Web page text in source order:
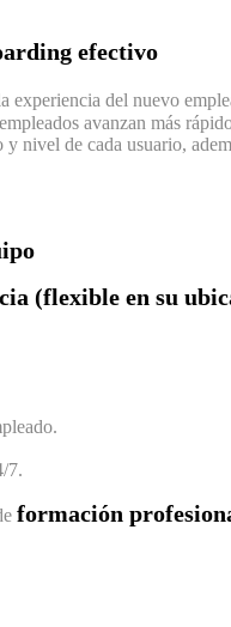
efectivo
experiencia del nuevo
avanzan más
nivel de cada usuario,
(flexible en su
7.
formación